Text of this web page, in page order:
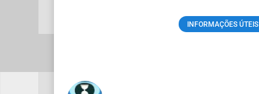
INFORMAÇÕES ÚTEIS